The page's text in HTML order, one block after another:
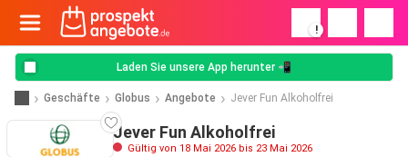
!
Laden Sie unsere App herunter 📲
Geschäfte Globus Angebote Jever Fun Alkoholfrei
Jever Fun Alkoholfrei
Gültig von 18 Mai 2026 bis 23 Mai 2026